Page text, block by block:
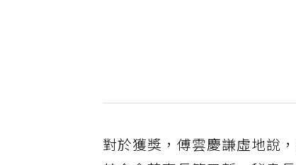
對於獲獎，傅雲慶謙虛地說